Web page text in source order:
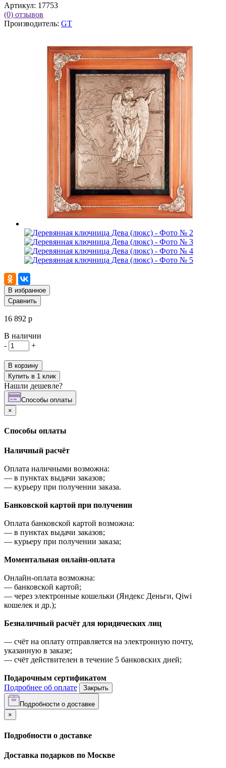
Артикул: 17753
(0) отзывов
Производитель: GT
В избранное
Сравнить
16 892 р
В наличии
-
+
В корзину
Купить в 1 клик
Нашли дешевле?
Cпособы оплаты
×
Cпособы оплаты
Наличный расчёт
Оплата наличными возможна:
— в пунктах выдачи заказов;
— курьеру при получении заказа.
Банковской картой при получении
Оплата банковской картой возможна:
— в пунктах выдачи заказов;
— курьеру при получении заказа;
Моментальная онлайн-оплата
Онлайн-оплата возможна:
— банковской картой;
— через электронные кошельки (Яндекс Деньги, Qiwi
кошелек и др.);
Безналичный расчёт для юридических лиц
— счёт на оплату отправляется на электронную почту,
указанную в заказе;
— счёт действителен в течение 5 банковских дней;
Подарочным сертификатом
Подробнее об оплате
Закрыть
Подробности о доставке
×
Подробности о доставке
Доставка подарков по Москве